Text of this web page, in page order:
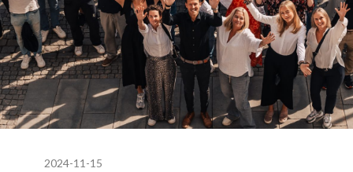
2024-11-15